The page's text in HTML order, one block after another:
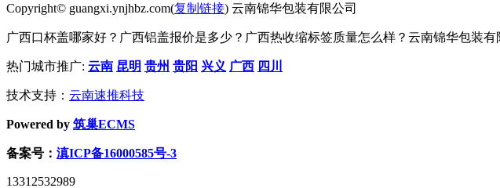
Copyright© guangxi.ynjhbz.com(复制链接) 云南锦华包装有限公司
广西口杯盖哪家好？广西铝盖报价是多少？广西热收缩标签质量怎么样？云南锦华包装
热门城市推广: 云南 昆明 贵州 贵阳 兴义 广西 四川
技术支持： 云南速推科技
Powered by 筑巢ECMS
备案号： 滇ICP备16000585号-3
13312532989